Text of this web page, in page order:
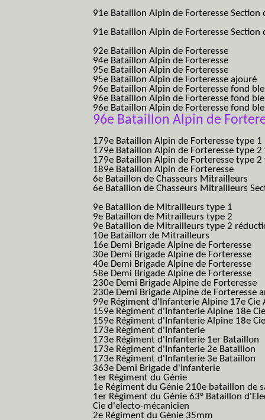
91e Bataillon Alpin de Forteresse
91e Bataillon Alpin de Forteresse
92e Bataillon Alpin de Forteresse
94e Bataillon Alpin de Forteresse
95e Bataillon Alpin de Forteresse
95e Bataillon Alpin de Forteresse ajouré
96e Bataillon Alpin de Forteresse fond
96e Bataillon Alpin de Forteresse fond
96e Bataillon Alpin de Forteresse fond
96e Bataillon Alpin de
179e Bataillon Alpin de Forteresse type 1
179e Bataillon Alpin de Forteresse type
179e Bataillon Alpin de Forteresse type
189e Bataillon Alpin de Forteresse
6e Bataillon de Chasseurs Mitrailleurs
6e Bataillon de Chasseurs Mitrailleurs
9e Bataillon de Mitrailleurs type 1
9e Bataillon de Mitrailleurs type 2
9e Bataillon de Mitrailleurs type 2
10e Bataillon de Mitrailleurs
16e Demi Brigade Alpine de Forteresse
30e Demi Brigade Alpine de Forteresse
40e Demi Brigade Alpine de Forteresse
58e Demi Brigade Alpine de Forteresse
230e Demi Brigade Alpine de Forteresse
230e Demi Brigade Alpine de Forteresse
99e Régiment d'Infanterie Alpine 17e
159e Régiment d'Infanterie Alpine 18e
159e Régiment d'Infanterie Alpine 18e
173e Régiment d'Infanterie
173e Régiment d'Infanterie 1er Bataillon
173e Régiment d'Infanterie 2e Bataillon
173e Régiment d'Infanterie 3e Bataillon
363e Demi Brigade d'Infanterie
1er Régiment du Génie
1e Régiment du Génie 210e bataillon de
1er Régiment du Génie 63° Bataillon
Cie d'electo-mécanicien
2e Régiment du Génie 35mm